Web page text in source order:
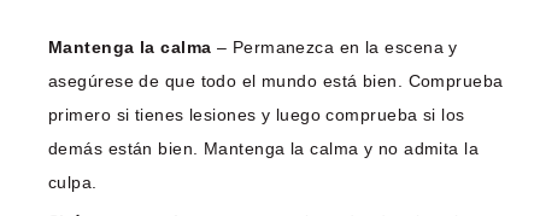
Mantenga la calma – Permanezca en la escena y
asegúrese de que todo el mundo está bien. Comprueba
primero si tienes lesiones y luego comprueba si los
demás están bien. Mantenga la calma y no admita la
culpa.